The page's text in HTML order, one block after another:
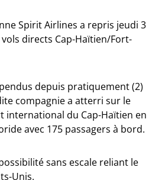
Spirit Airlines a repris jeudi 3
directs Cap-Haïtien/Fort-
depuis pratiquement (2)
compagnie a atterri sur le
international du Cap-Haïtien en
avec 175 passagers à bord.
sans escale reliant le
Unis.